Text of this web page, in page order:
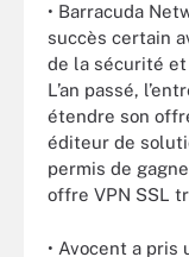
• Barracuda
succès certain
de la sécurité
L’an passé,
étendre son
éditeur de
permis de
offre VPN SSL
• Avocent a pris